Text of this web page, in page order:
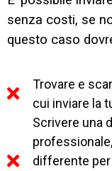
senza costi, se
questo caso
Trovare e
cui inviare la
Scrivere una
differente per